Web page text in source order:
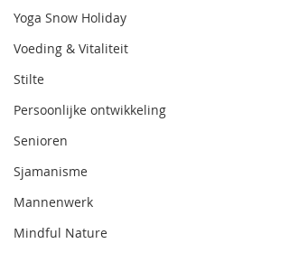
Yoga Snow Holiday
Voeding & Vitaliteit
Stilte
Persoonlijke ontwikkeling
Senioren
Sjamanisme
Mannenwerk
Mindful Nature